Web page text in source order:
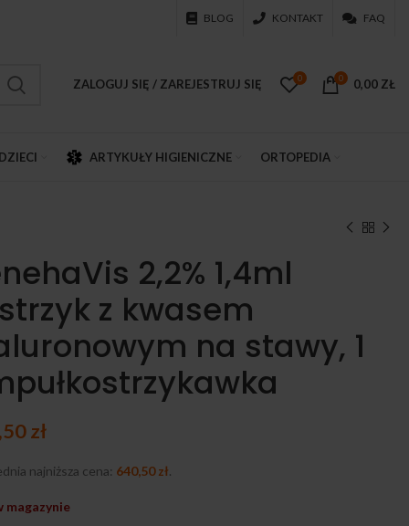
BLOG KONTAKT FAQ
ZALOGUJ SIĘ / ZAREJESTRUJ SIĘ 0 0 0,00 ZŁ
ARTYKUŁY HIGIENICZNE ORTOPEDIA
2,2% 1,4ml
z kwasem
na stawy, 1
zł
najniższa cena: 640,50zł.
magazynie